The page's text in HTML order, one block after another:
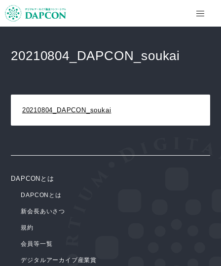
20210804_DAPCON_soukai
20210804_DAPCON_soukai
DAPCONとは
DAPCONとは
新会長あいさつ
規約
会員等一覧
デジタルアーカイブ産業賞